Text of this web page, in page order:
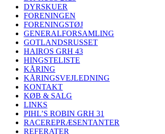
DYRSKUER
FORENINGEN
FORENINGSTØJ
GENERALFORSAMLING
GOTLANDSRUSSET
HAIROS GRH 43
HINGSTELISTE
KÅRING
KÅRINGSVEJLEDNING
KONTAKT
KØB & SALG
LINKS
PIHL’S ROBIN GRH 31
RACEREPRÆSENTANTER
REFERATER